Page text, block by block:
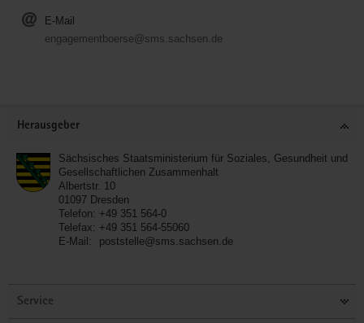
E-Mail
engagementboerse@sms.sachsen.de
Herausgeber
Sächsisches Staatsministerium für Soziales, Gesundheit und
Gesellschaftlichen Zusammenhalt
Albertstr. 10
01097 Dresden
Telefon: +49 351 564-0
Telefax: +49 351 564-55060
E-Mail:
poststelle@sms.sachsen.de
Service